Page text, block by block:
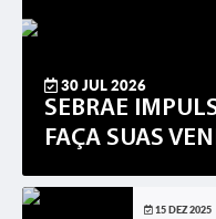
30 JUL 2026
SEBRAE
FAÇA SUAS
15 DEZ 2025